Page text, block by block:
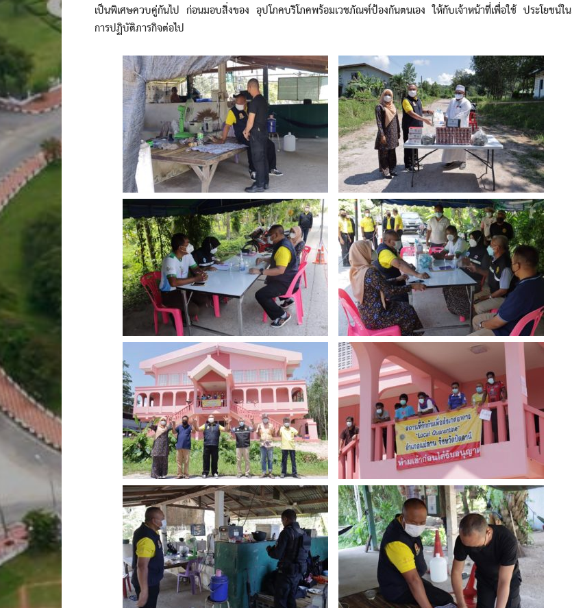
เป็นพิเศษควบคู่กันไป ก่อนมอบสิ่งของ อุปโภคบริโภคพร้อมเวชภัณฑ์ป้องกันตนเอง ให้กับเจ้าหน้าที่เพื่อใช้ ประโยชน์ใน
การปฏิบัติภารกิจต่อไป